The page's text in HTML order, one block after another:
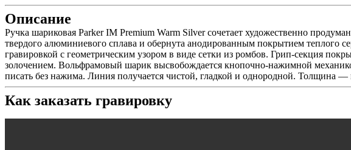
Описание
Ручка шариковая Parker IM Premium Warm Silver сочетает художественно
твердого алюминиевого сплава и обернута анодированным покрытием теплого
гравировкой с геометрическим узором в виде сетки из ромбов. Грип-секция
золочением. Вольфрамовый шарик высвобождается кнопочно-нажимной
писать без нажима. Линия получается чистой, гладкой и однородной. Толщина —
Как заказать гравировку